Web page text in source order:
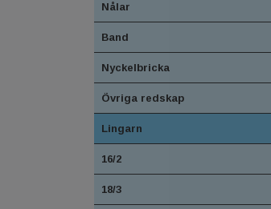
Nålar
Band
Nyckelbricka
Övriga redskap
Lingarn
16/2
18/3